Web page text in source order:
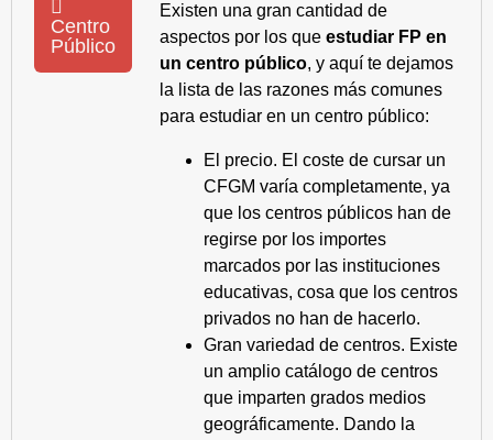
Centro
Público
Existen una gran cantidad de
aspectos por los que estudiar FP en
un centro público, y aquí te dejamos
la lista de las razones más comunes
para estudiar en un centro público:
El precio. El coste de cursar un
CFGM varía completamente, ya
que los centros públicos han de
regirse por los importes
marcados por las instituciones
educativas, cosa que los centros
privados no han de hacerlo.
Gran variedad de centros. Existe
un amplio catálogo de centros
que imparten grados medios
geográficamente. Dando la